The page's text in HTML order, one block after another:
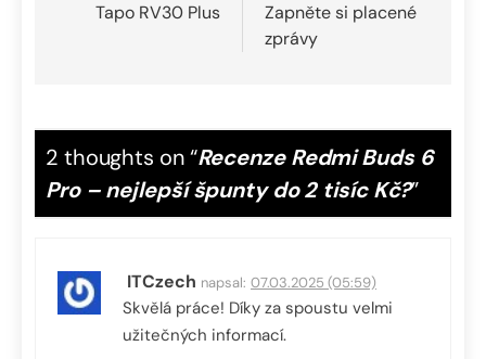
Tapo RV30 Plus
Zapněte si placené
zprávy
2 thoughts on “Recenze Redmi Buds 6
Pro – nejlepší špunty do 2 tisíc Kč?”
ITCzech napsal: 07.03.2025 (05:59)
Skvělá práce! Díky za spoustu velmi
užitečných informací.